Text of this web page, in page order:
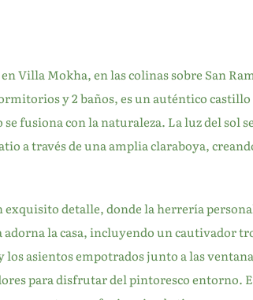
Villa Mokha, en las colinas sobre San
y 2 baños, es un auténtico
fusiona con la naturaleza. La luz del sol
a través de una amplia claraboya,
detalle, donde la herrería
adorna la casa, incluyendo un cautivador
los asientos empotrados junto a las
para disfrutar del pintoresco entorno.